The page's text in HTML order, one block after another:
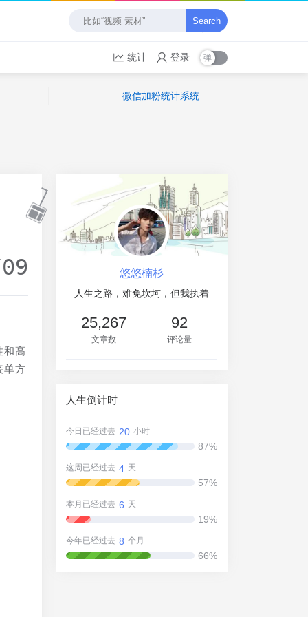
Search
统计 登录
微信加粉统计系统
和高
单方
悠悠楠杉
人生之路，难免坎坷，但我执着
25,267
文章数
92
评论量
人生倒计时
今日已经过去 20 小时
87%
这周已经过去 4 天
57%
本月已经过去 6 天
19%
今年已经过去 8 个月
66%